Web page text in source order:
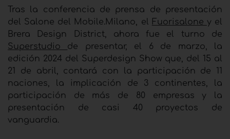
Tras la conferencia de prensa de presentación
del Salone del Mobile.Milano, el Fuorisalone y el
Brera Design District, ahora fue el turno de
Superstudio de presentar, el 6 de marzo, la
edición 2024 del Superdesign Show que, del 15 al
21 de abril, contará con la participación de 11
naciones, la implicación de 3 continentes, la
participación de más de 80 empresas y la
presentación de casi 40 proyectos de
vanguardia.